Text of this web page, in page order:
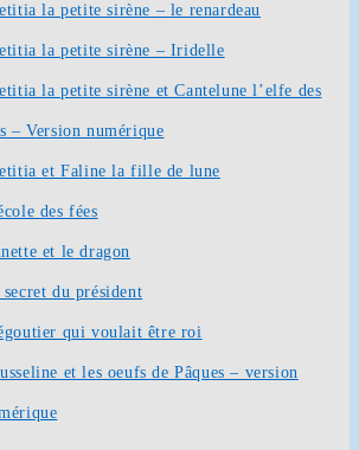
la petite sirène – le renardeau
la petite sirène – Iridelle
la petite sirène et Cantelune l’elfe des
– Version numérique
et Faline la fille de lune
des fées
et le dragon
du président
qui voulait être roi
et les oeufs de Pâques – version